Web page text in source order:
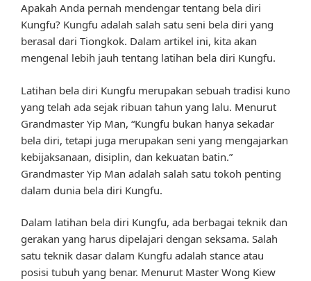
Apakah Anda pernah mendengar tentang bela diri
Kungfu? Kungfu adalah salah satu seni bela diri yang
berasal dari Tiongkok. Dalam artikel ini, kita akan
mengenal lebih jauh tentang latihan bela diri Kungfu.
Latihan bela diri Kungfu merupakan sebuah tradisi kuno
yang telah ada sejak ribuan tahun yang lalu. Menurut
Grandmaster Yip Man, “Kungfu bukan hanya sekadar
bela diri, tetapi juga merupakan seni yang mengajarkan
kebijaksanaan, disiplin, dan kekuatan batin.”
Grandmaster Yip Man adalah salah satu tokoh penting
dalam dunia bela diri Kungfu.
Dalam latihan bela diri Kungfu, ada berbagai teknik dan
gerakan yang harus dipelajari dengan seksama. Salah
satu teknik dasar dalam Kungfu adalah stance atau
posisi tubuh yang benar. Menurut Master Wong Kiew